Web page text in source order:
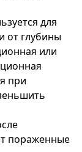
для
от глубины
или
при
пораженные